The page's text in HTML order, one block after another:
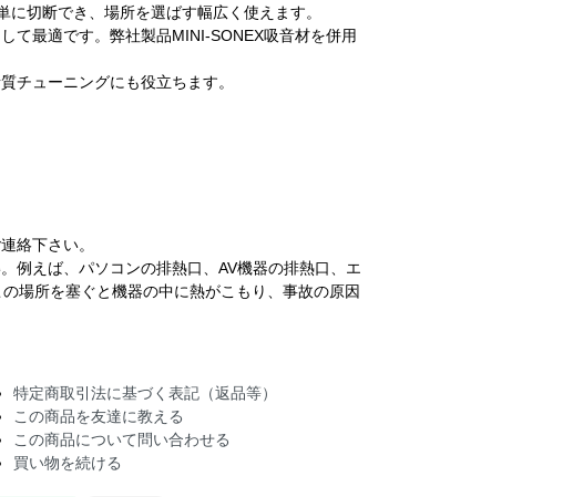
切断でき、場所を選ばす幅広く使えます。
て最適です。弊社製品MINI-SONEX吸音材を併用
チューニングにも役立ちます。
絡下さい。
例えば、パソコンの排熱口、AV機器の排熱口、エ
場所を塞ぐと機器の中に熱がこもり、事故の原因
特定商取引法に基づく表記（返品等）
この商品を友達に教える
この商品について問い合わせる
買い物を続ける